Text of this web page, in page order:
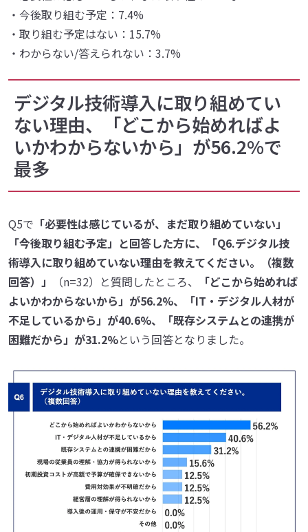
・今後取り組む予定：7.4%
・取り組む予定はない：15.7%
・わからない/答えられない：3.7%
デジタル技術導入に取り組めてい
ない理由、「どこから始めればよ
いかわからないから」が56.2%で
最多
Q5で 「必要性は感じているが、まだ取り組めていない」
「今後取り組む予定」と回答した方に、「Q6.デジタル技
術導入に取り組めていない理由を教えてください。（複数
回答）」
（n=32）と質問したところ、
「どこから始めれば
よいかわからないから」が56.2%、「IT・デジタル人材が
不足しているから」が40.6%、「既存システムとの連携が
困難だから」が31.2%という回答となりました。